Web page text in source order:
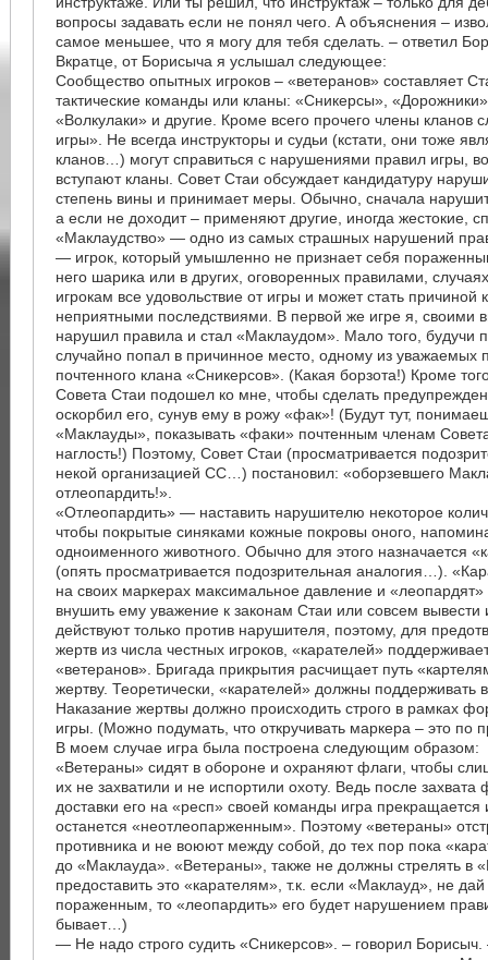
вопросы задавать если не понял чего. А объяснения –
самое меньшее, что я могу для тебя сделать. – ответил
Вкратце, от Борисыча я услышал следующее:
Сообщество опытных игроков – «ветеранов» составляет
тактические команды или кланы: «Сникерсы»,
«Волкулаки» и другие. Кроме всего прочего члены кланов
игры». Не всегда инструкторы и судьи (кстати, они тоже
кланов…) могут справиться с нарушениями правил игры,
вступают кланы. Совет Стаи обсуждает кандидатуру
степень вины и принимает меры. Обычно, сначала
а если не доходит – применяют другие, иногда жестокие,
«Маклаудство» — одно из самых страшных нарушений
— игрок, который умышленно не признает себя
него шарика или в других, оговоренных правилами,
игрокам все удовольствие от игры и может стать причиной
неприятными последствиями. В первой же игре я, своими
нарушил правила и стал «Маклаудом». Мало того, будучи
случайно попал в причинное место, одному из уважаемых
почтенного клана «Сникерсов». (Какая борзота!) Кроме
Совета Стаи подошел ко мне, чтобы сделать
оскорбил его, сунув ему в рожу «фак»! (Будут тут,
«Маклауды», показывать «факи» почтенным членам
наглость!) Поэтому, Совет Стаи (просматривается
некой организацией СС…) постановил: «оборзевшего
отлеопардить!».
«Отлеопардить» — наставить нарушителю некоторое
чтобы покрытые синяками кожные покровы оного,
одноименного животного. Обычно для этого назначается
(опять просматривается подозрительная аналогия…).
на своих маркерах максимальное давление и
внушить ему уважение к законам Стаи или совсем вывести
действуют только против нарушителя, поэтому, для
жертв из числа честных игроков, «карателей»
«ветеранов». Бригада прикрытия расчищает путь
жертву. Теоретически, «карателей» должны поддерживать
Наказание жертвы должно происходить строго в рамках
игры. (Можно подумать, что откручивать маркера – это по
В моем случае игра была построена следующим образом:
«Ветераны» сидят в обороне и охраняют флаги, чтобы
их не захватили и не испортили охоту. Ведь после захвата
доставки его на «респ» своей команды игра
останется «неотлеопарженным». Поэтому «ветераны»
противника и не воюют между собой, до тех пор пока
до «Маклауда». «Ветераны», также не должны стрелять в
предоставить это «карателям», т.к. если «Маклауд», не дай
пораженным, то «леопардить» его будет нарушением
бывает…)
— Не надо строго судить «Сникерсов». – говорил